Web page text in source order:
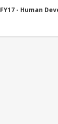
FY17 - Human